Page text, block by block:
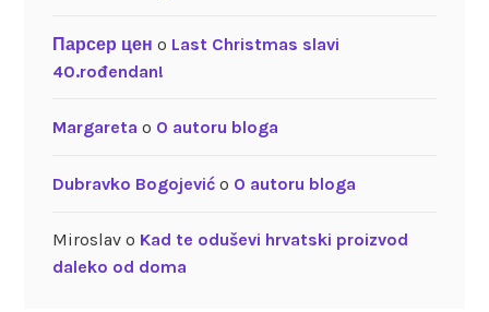
Парсер цен o Last Christmas slavi
40.rođendan!
Margareta o O autoru bloga
Dubravko Bogojevićo O autoru bloga
Miroslavo Kad te oduševi hrvatski proizvod
daleko od doma